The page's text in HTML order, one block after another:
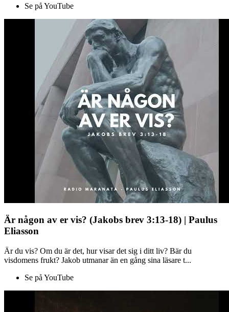
Se på YouTube
Är någon av er vis? (Jakobs brev 3:13-18) | Paulus
Eliasson
Är du vis? Om du är det, hur visar det sig i ditt liv? Bär du
visdomens frukt? Jakob utmanar än en gång sina läsare t...
Se på YouTube